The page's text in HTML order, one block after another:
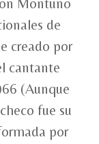
Montuno
de
creado por
cantante
(Aunque
fue su
por